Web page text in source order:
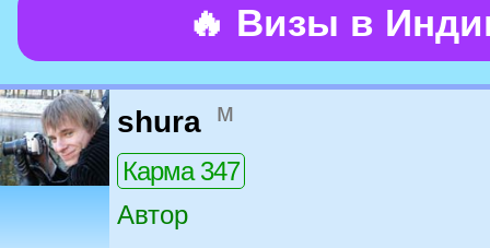
🔥 Визы в
shura м
Карма 347
Автор